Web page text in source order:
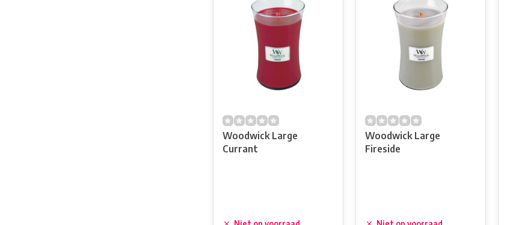
Woodwick Large
Currant
Woodwick Large
Fireside